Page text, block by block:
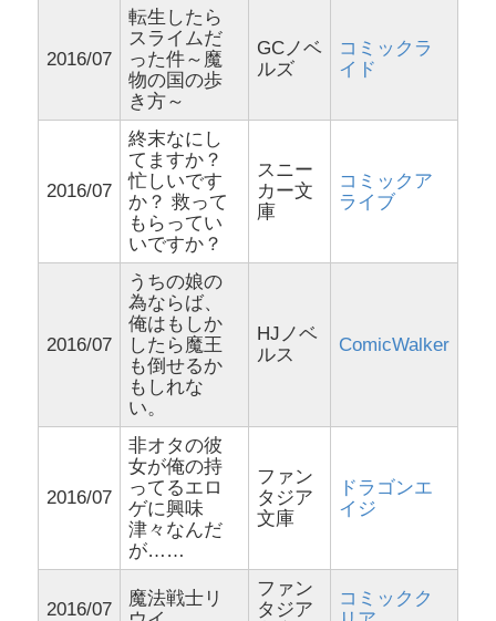
2016/07
転生したら
スライムだ
った件～魔
物の国の歩
き方～
GCノベ
ルズ
コミックラ
イド
2016/07
終末なにし
てますか？
忙しいです
か？ 救って
もらってい
いですか？
スニー
カー文
庫
コミックア
ライブ
2016/07
うちの娘の
為ならば、
俺はもしか
したら魔王
も倒せるか
もしれな
い。
HJノベ
ルス
ComicWalker
2016/07
非オタの彼
女が俺の持
ってるエロ
ゲに興味
津々なんだ
が……
ファン
タジア
文庫
ドラゴンエ
イジ
2016/07
魔法戦士リ
ファン
タジア
コミックク